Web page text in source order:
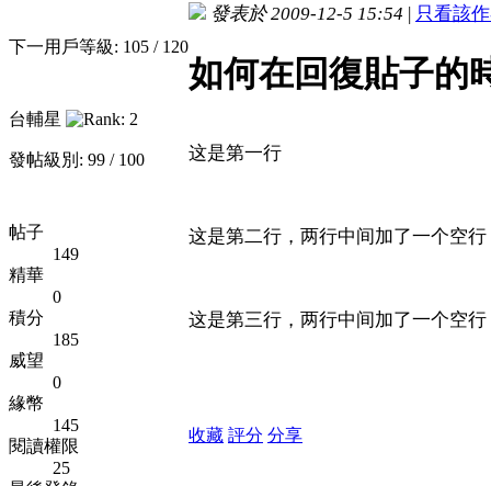
下一用戶等級: 105 / 120
台輔星
發帖級別: 99 / 100
帖子
149
精華
0
積分
185
威望
0
緣幣
145
閱讀權限
25
發表於 2009-12-5 15:54 | 只看該
如何在回復貼子的
这是第一行
这是第二行，两行中间加了一个空行
这是第三行，两行中间加了一个空行
收藏 評分 分享